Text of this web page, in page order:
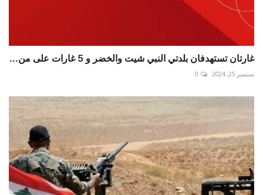
غارتان تستهدفان بلدتي النبي شيت والخضر و 5 غارات على من...
سبتمبر 25, 2024 0